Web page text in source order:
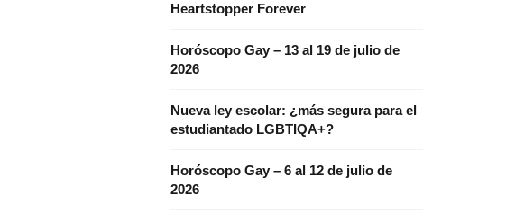
Heartstopper Forever
Horóscopo Gay – 13 al 19 de julio de
2026
Nueva ley escolar: ¿más segura para el
estudiantado LGBTIQA+?
Horóscopo Gay – 6 al 12 de julio de
2026